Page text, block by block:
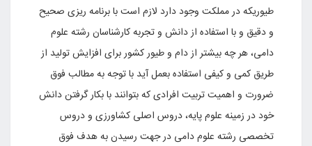
طیوریکه در مملکت وجود دارد لازم است با برنامه ریزی صحیح
و دقیق و با استفاده از دانش و تجربه کارشناسان رشته علوم
دامی، هر چه بیشتر از دام و طیور کشور برای افزایش تولید از
طریق کمی و کیفی استفاده بعمل آید با توجه به مطالب فوق
ضرورت و اهمیت تربیت افرادی که بتوانند با بکار گرفتن دانش
خود در زمینه علوم پایه، دروس اصلی کشاورزی و دروس
تخصصی رشته علوم دامی در جهت رسیدن به هدف فوق